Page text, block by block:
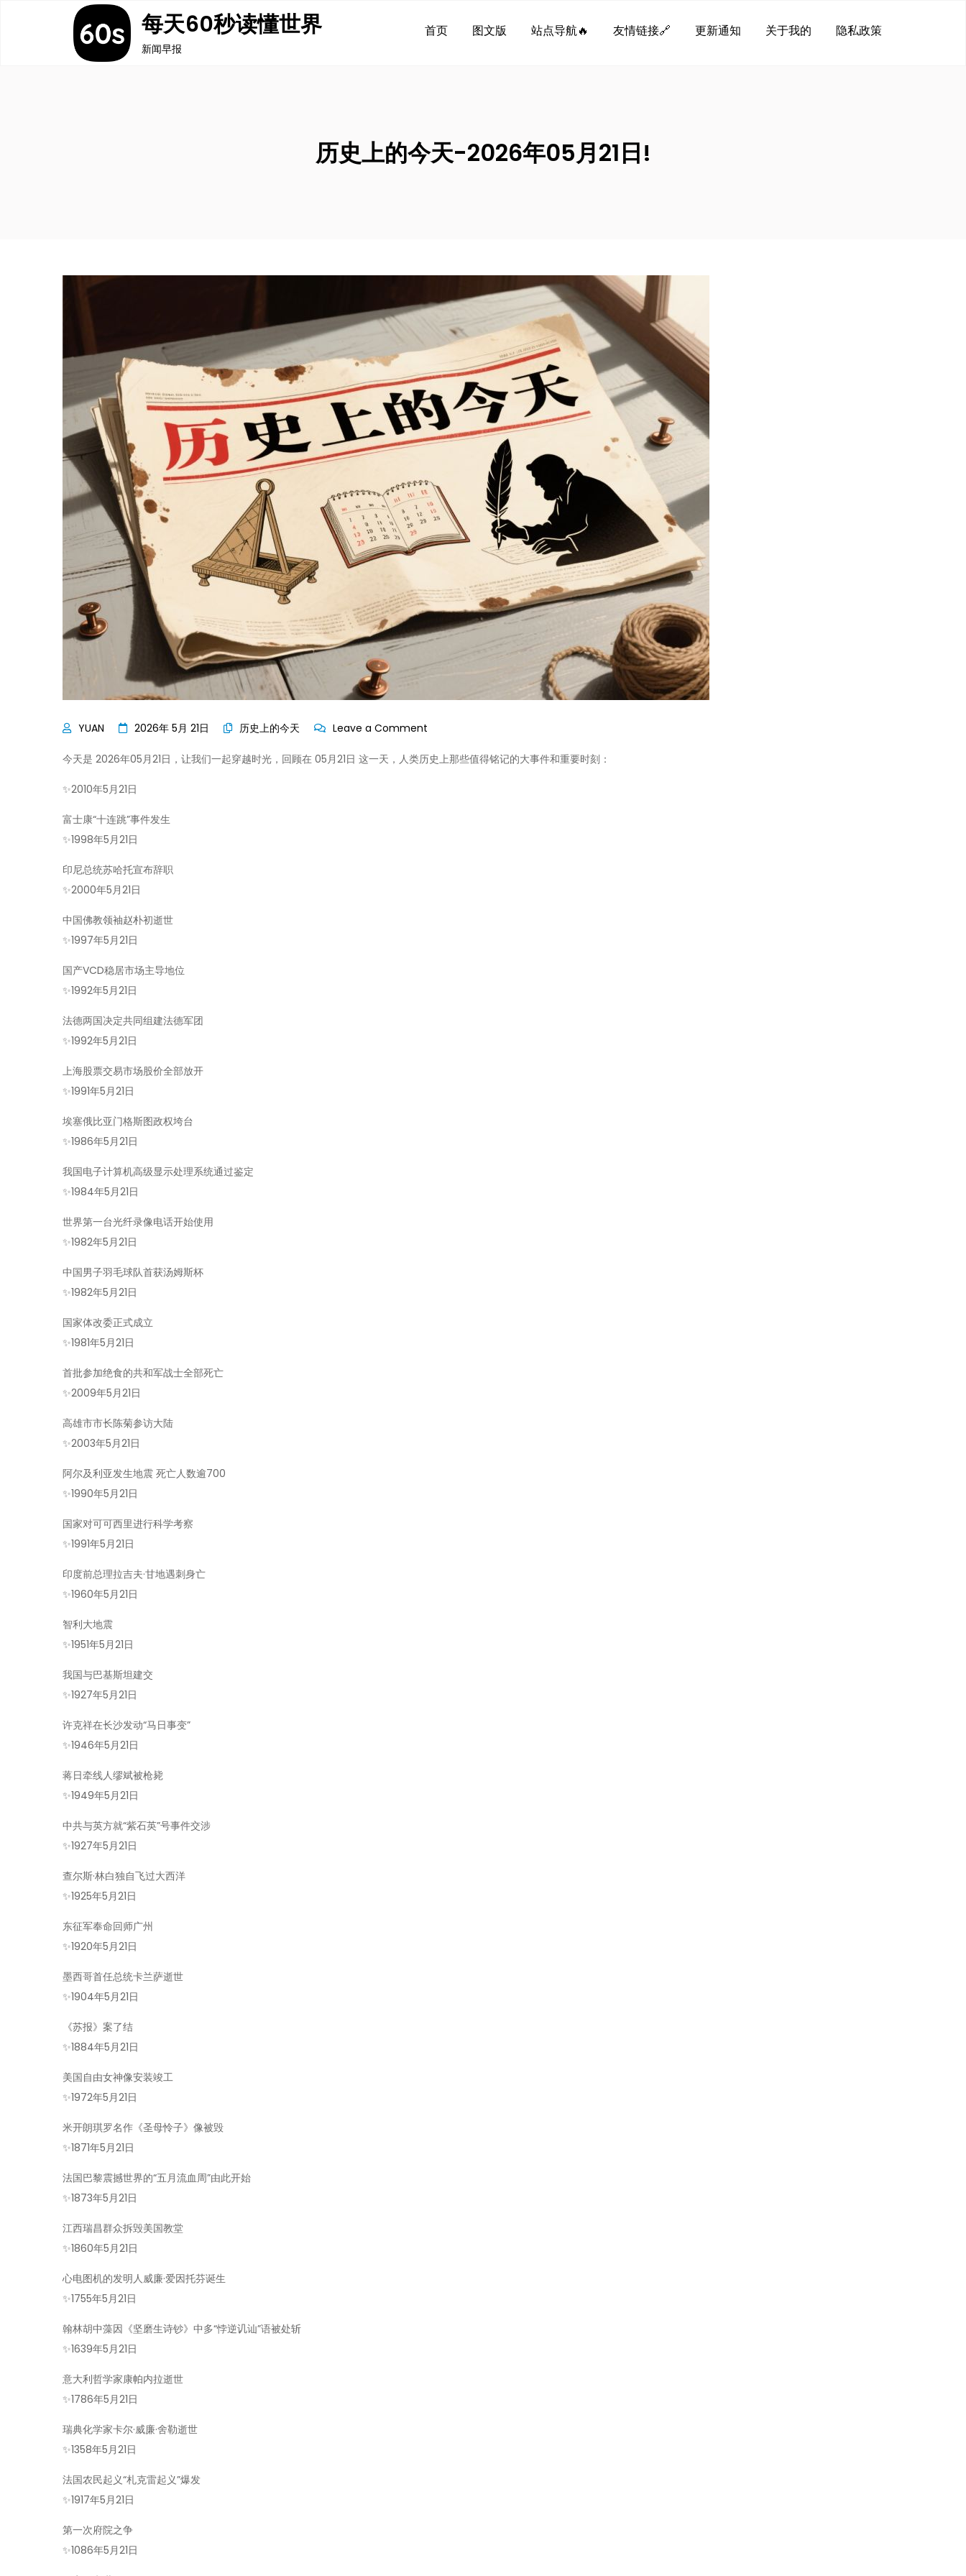
每天60秒读懂世界
新闻早报
首页 图文版 站点导航🔥 友情链接🔗 更新通知 关于我的 隐私政策
历史上的今天-2026年05月21日!
2026年 5月 21日 历史上的今天 Leave a Comment
史
今天是 2026年05月21日，让我们一起穿越时光，回顾在 05月21日 这一天，人类历史上那些值得铭记的大事件和重要时刻：
✨2010年5月21日
富士康“十连跳”事件发生
✨1998年5月21日
印尼总统苏哈托宣布辞职
✨2000年5月21日
中国佛教领袖赵朴初逝世
✨1997年5月21日
国产VCD稳居市场主导地位
✨1992年5月21日
法德两国决定共同组建法德军团
✨1992年5月21日
上海股票交易市场股价全部放开
✨1991年5月21日
埃塞俄比亚门格斯图政权垮台
✨1986年5月21日
我国电子计算机高级显示处理系统通过鉴定
✨1984年5月21日
世界第一台光纤录像电话开始使用
✨1982年5月21日
中国男子羽毛球队首获汤姆斯杯
✨1982年5月21日
国家体改委正式成立
✨1981年5月21日
首批参加绝食的共和军战士全部死亡
✨2009年5月21日
高雄市市长陈菊参访大陆
✨2003年5月21日
阿尔及利亚发生地震 死亡人数逾700
✨1990年5月21日
国家对可可西里进行科学考察
✨1991年5月21日
印度前总理拉吉夫·甘地遇刺身亡
✨1960年5月21日
智利大地震
✨1951年5月21日
我国与巴基斯坦建交
✨1927年5月21日
许克祥在长沙发动“马日事变”
✨1946年5月21日
蒋日牵线人缪斌被枪毙
✨1949年5月21日
中共与英方就“紫石英”号事件交涉
✨1927年5月21日
查尔斯·林白独自飞过大西洋
✨1925年5月21日
东征军奉命回师广州
✨1920年5月21日
墨西哥首任总统卡兰萨逝世
✨1904年5月21日
《苏报》案了结
✨1884年5月21日
美国自由女神像安装竣工
✨1972年5月21日
米开朗琪罗名作《圣母怜子》像被毁
✨1871年5月21日
法国巴黎震撼世界的“五月流血周”由此开始
✨1873年5月21日
江西瑞昌群众拆毁美国教堂
✨1860年5月21日
心电图机的发明人威廉·爱因托芬诞生
✨1755年5月21日
翰林胡中藻因《坚磨生诗钞》中多“悖逆讥讪”语被处斩
✨1639年5月21日
意大利哲学家康帕内拉逝世
✨1786年5月21日
瑞典化学家卡尔·威廉·舍勒逝世
✨1358年5月21日
法国农民起义“札克雷起义”爆发
✨1917年5月21日
第一次府院之争
✨1086年5月21日